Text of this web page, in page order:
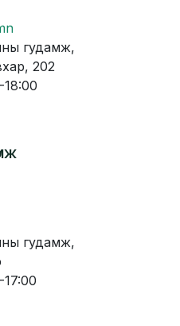
гудамж,
202
гудамж,